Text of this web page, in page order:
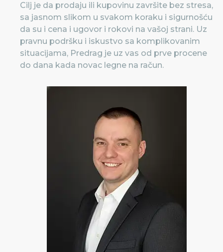
Cilj je da prodaju ili kupovinu završite bez stresa,
sa jasnom slikom u svakom koraku i sigurnošću
da su i cena i ugovor i rokovi na vašoj strani. Uz
pravnu podršku i iskustvo sa komplikovanim
situacijama, Predrag je uz vas od prve procene
do dana kada novac legne na račun.